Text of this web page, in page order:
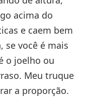
acima do
e caem bem
se você é mais
o joelho ou
Meu truque
a proporção.